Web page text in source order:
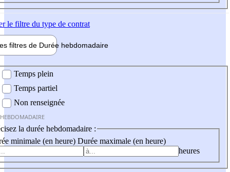
le filtre du type de contrat
filtres de Durée hebdomadaire
Temps plein
Temps partiel
Non renseignée
la durée hebdomadaire :
minimale (en heure) Durée maximale (en heure)
heures